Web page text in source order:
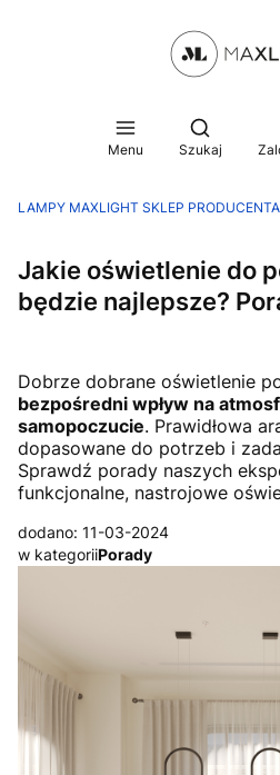
Menu
Otwórz
Szukaj
LAMPY MAXLIGHT SKLEP PRODUCENTA
Jakie oświetlenie do
będzie najlepsze?
Dobrze dobrane oświetlenie
bezpośredni wpływ na
samopoczucie. Prawidłowa
dopasowane do potrzeb i
Sprawdź porady naszych
funkcjonalne, nastrojowe
dodano: 11-03-2024
w kategoriiPorady